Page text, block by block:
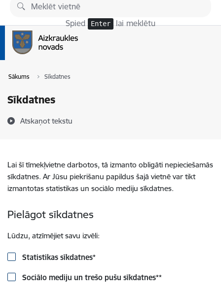
Pāriet uz lapas saturu
Spied Enter lai meklētu
Sākums Sīkdatnes
Sīkdatnes
Atskaņot tekstu
Lai šī tīmekļvietne darbotos, tā izmanto obligāti nepieciešamās
sīkdatnes. Ar Jūsu piekrišanu papildus šajā vietnē var tikt
izmantotas statistikas un sociālo mediju sīkdatnes.
Pielāgot sīkdatnes
Lūdzu, atzīmējiet savu izvēli:
Statistikas sīkdatnes*
Sociālo mediju un trešo pušu sīkdatnes**